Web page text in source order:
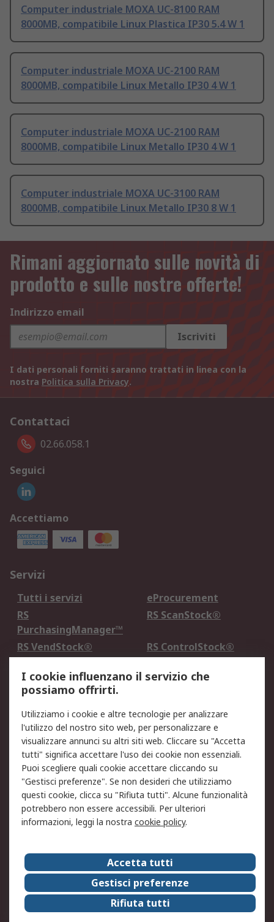
Computer industriale MOXA UC-8100 RAM
8000MB, compatibile Linux Plastica IP30 5.4 W 1
Computer industriale MOXA UC-2100 RAM
8000MB, compatibile Linux Metallo IP30 4 W 1
Computer industriale MOXA UC-2100 RAM
8000MB, compatibile Linux Metallo IP30 4 W 1
Computer industriale MOXA UC-3100 RAM
8000MB, compatibile Linux Metallo IP30 8 W 1
Rimani aggiornato sulle novità di
prodotto e sulle nostre offerte!
Indirizzo email
Iscriviti
I dati personali forniti saranno trattati in linea con la
nostra Politica sulla Privacy.
Contattaci
02.66.058.1
Seguici
Accettiamo
Servizi
Tutti i servizi
eProcurement
RS
PurchasingManager™
RS ScanStock®
RS VendStock®
RS ControlStock®
Legale
Informativa Cookie
Informativa Privacy -
Aggiornata
Email Security
Termini d'uso
Condizioni di vendita
Condizioni generali di
servizio
Etica e responsabilità
Chi Siamo
Chi Siamo
Contattaci
Supporto
ESG
Carriere
RS Group
Press Centre
Discovery: il Blog di RS
I cookie influenzano il servizio che
possiamo offrirti.
Utilizziamo i cookie e altre tecnologie per analizzare
l'utilizzo del nostro sito web, per personalizzare e
visualizzare annunci su altri siti web. Cliccare su "Accetta
tutti" significa accettare l'uso dei cookie non essenziali.
Puoi scegliere quali cookie accettare cliccando su
"Gestisci preferenze". Se non desideri che utilizziamo
questi cookie, clicca su "Rifiuta tutti". Alcune funzionalità
potrebbero non essere accessibili. Per ulteriori
informazioni, leggi la nostra cookie policy.
Accetta tutti
Gestisci preferenze
Rifiuta tutti